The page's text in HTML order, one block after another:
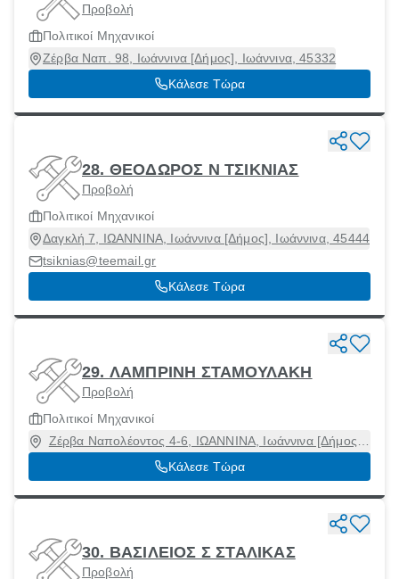
Προβολή
Πολιτικοί Μηχανικοί
Ζέρβα Ναπ. 98, Ιωάννινα [Δήμος], Ιωάννινα, 45332
Κάλεσε Τώρα
28. ΘΕΟΔΩΡΟΣ Ν ΤΣΙΚΝΙΑΣ
Προβολή
Πολιτικοί Μηχανικοί
Δαγκλή 7, ΙΩΑΝΝΙΝΑ, Ιωάννινα [Δήμος], Ιωάννινα, 45444
tsiknias@teemail.gr
Κάλεσε Τώρα
29. ΛΑΜΠΡΙΝΗ ΣΤΑΜΟΥΛΑΚΗ
Προβολή
Πολιτικοί Μηχανικοί
Ζέρβα Ναπολέοντος 4-6, ΙΩΑΝΝΙΝΑ, Ιωάννινα [Δήμος],
Ιωάννινα, 45221
Κάλεσε Τώρα
30. ΒΑΣΙΛΕΙΟΣ Σ ΣΤΑΛΙΚΑΣ
Προβολή